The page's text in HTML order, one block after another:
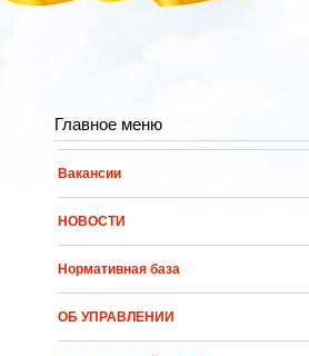
Главное меню
Вакансии
НОВОСТИ
Нормативная база
ОБ УПРАВЛЕНИИ